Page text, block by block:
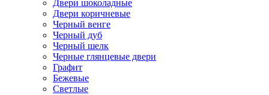
Двери шоколадные
Двери коричневые
Черный венге
Черный дуб
Черный шелк
Черные глянцевые двери
Графит
Бежевые
Светлые